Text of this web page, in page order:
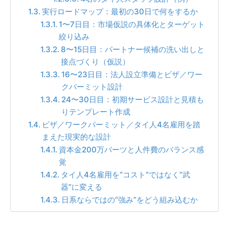
実行ロードマップ：最初の30日で何をするか
1〜7日目：市場仮説の具体化とターゲット
絞り込み
8〜15日目：パートナー候補の洗い出しと
接点づくり（仮説）
16〜23日目：法人設立準備とビザ／ワー
クパーミット設計
24〜30日目：初期サービス設計と見積も
りテンプレート作成
ビザ／ワークパーミット／タイ人4名雇用を踏
まえた現実的な設計
資本金200万バーツと人件費のバランス感
覚
タイ人4名雇用を“コスト”ではなく“武
器”に変える
日系ならではの“強み”をどう組み込むか